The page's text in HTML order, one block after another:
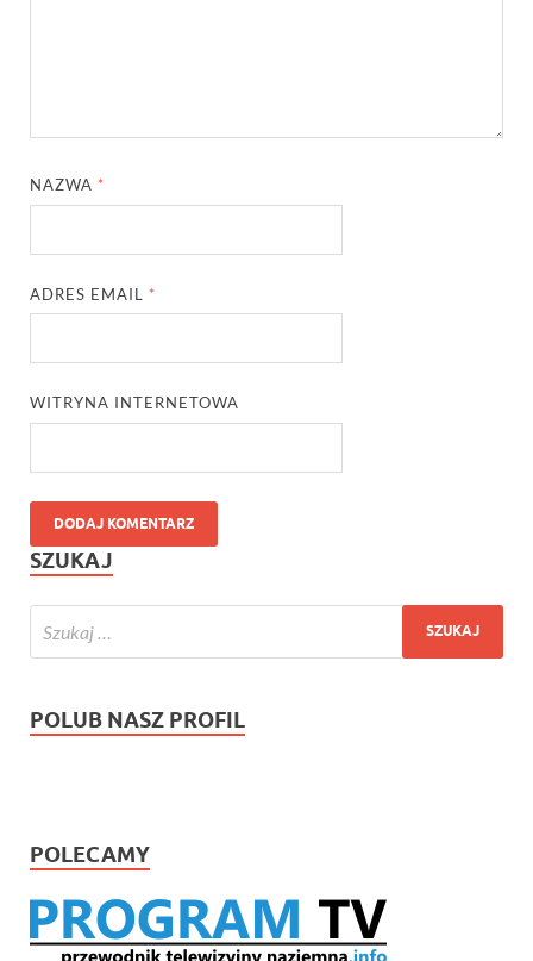
NAZWA *
ADRES EMAIL *
WITRYNA INTERNETOWA
SZUKAJ
POLUB NASZ PROFIL
POLECAMY